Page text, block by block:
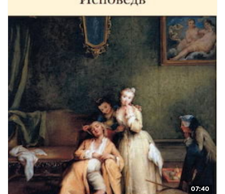
07:40